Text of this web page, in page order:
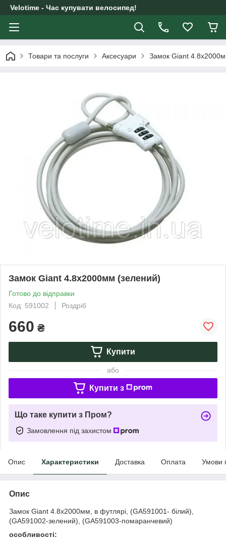
Velotime - Час купувати велосипед!
Товари та послуги Аксесуари Замок Giant
Замок Giant 4.8х2000мм (зелений)
Готово до відправки
Код: 591002
Роздріб
660 ₴
Купити
або
Купити з
Що таке купити з Пром?
Замовлення під захистом
Опис Характеристики Доставка Оплата Умови
Опис
Замок Giant 4.8х2000мм, в футлярі, (GA591001- білий),
(GA591002-зелений), (GA591003-помаранчевий)
особливості: